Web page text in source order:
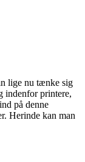
lige nu tænke sig
indenfor printere,
på denne
Herinde kan man